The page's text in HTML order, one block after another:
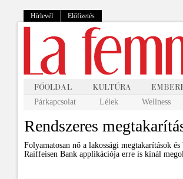
Hírlevél Előfizetés
Párkapcsolat Lélek Wellness
Rendszeres
Folyamatosan nő a lakossági megtakarítások
Raiffeisen Bank applikációja erre is kínál